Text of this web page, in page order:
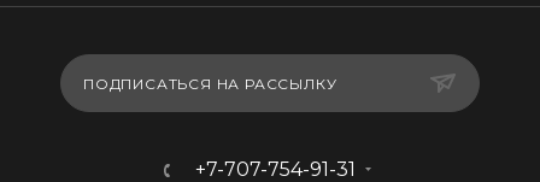
ПОДПИСАТЬСЯ НА РАССЫЛКУ
+7-707-754-91-31